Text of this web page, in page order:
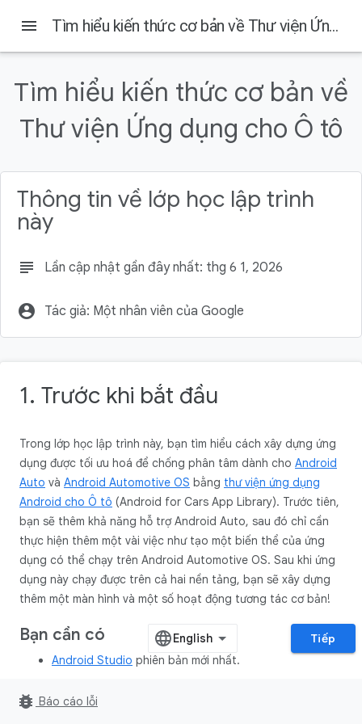
Android Developers
Bạn cần có
Sản phẩm bạn sẽ tạo ra
Kiến thức bạn sẽ học được
Lấy mã nguồn
menu Tìm hiểu kiến thức cơ bản về Thư viện Ứng dụng cho Ô tô
Tìm hiểu kiến thức cơ bản về
Thư viện Ứng dụng cho Ô tô
Thông tin về lớp học lập trình
này
subject Lần cập nhật gần đây nhất: thg 6 1, 2026
account_circle Tác giả: Một nhân viên của Google
1. Trước khi bắt đầu
Trong lớp học lập trình này, bạn tìm hiểu cách xây dựng ứng
dụng được tối ưu hoá để chống phân tâm dành cho Android
Auto và Android Automotive OS bằng thư viện ứng dụng
Android cho Ô tô (Android for Cars App Library). Trước tiên,
bạn sẽ thêm khả năng hỗ trợ Android Auto, sau đó chỉ cần
thực hiện thêm một vài việc như tạo một biến thể của ứng
dụng có thể chạy trên Android Automotive OS. Sau khi ứng
dụng này chạy được trên cả hai nền tảng, bạn sẽ xây dựng
thêm một màn hình và một số hoạt động tương tác cơ bản!
Bạn cần có
Android Studio phiên bản mới nhất.
Kinh nghiệm cơ bản về
Tiếp
bug_report Báo cáo lỗi